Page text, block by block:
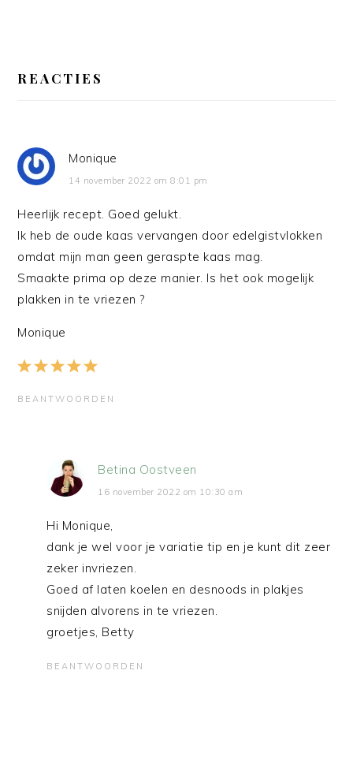
INTERACTIES
REACTIES
Monique
14 november 2022 om 8:01 pm
Heerlijk recept. Goed gelukt.
Ik heb de oude kaas vervangen door edelgistvlokken
omdat mijn man geen geraspte kaas mag.
Smaakte prima op deze manier. Is het ook mogelijk
plakken in te vriezen ?
Monique
BEANTWOORDEN
Betina Oostveen
16 november 2022 om 10:30 am
Hi Monique,
dank je wel voor je variatie tip en je kunt dit zeer
zeker invriezen.
Goed af laten koelen en desnoods in plakjes
snijden alvorens in te vriezen.
groetjes, Betty
BEANTWOORDEN